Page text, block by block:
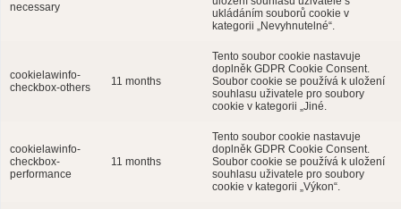
necessary
ukládáním souborů cookie v
kategorii „Nevyhnutelné“.
cookielawinfo-
checkbox-others
11 months
Tento soubor cookie nastavuje
doplněk GDPR Cookie Consent.
Soubor cookie se používá k uložení
souhlasu uživatele pro soubory
cookie v kategorii „Jiné.
cookielawinfo-
checkbox-
performance
11 months
Tento soubor cookie nastavuje
doplněk GDPR Cookie Consent.
Soubor cookie se používá k uložení
souhlasu uživatele pro soubory
cookie v kategorii „Výkon“.